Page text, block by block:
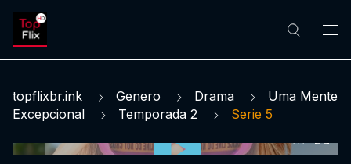
topflixbr.ink Genero Drama
Uma Mente
Excepcional
Temporada 2 Serie 5